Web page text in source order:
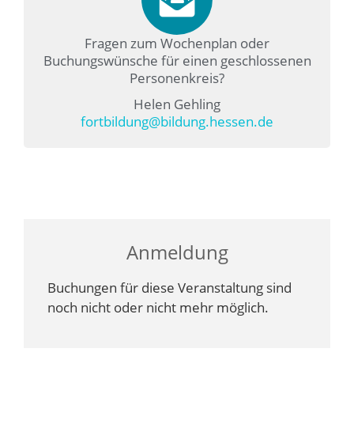
Fragen zum Wochenplan oder
Buchungswünsche für einen geschlossenen
Personenkreis?
Helen Gehling
fortbildung@bildung.hessen.de
Anmeldung
Buchungen für diese Veranstaltung sind
noch nicht oder nicht mehr möglich.